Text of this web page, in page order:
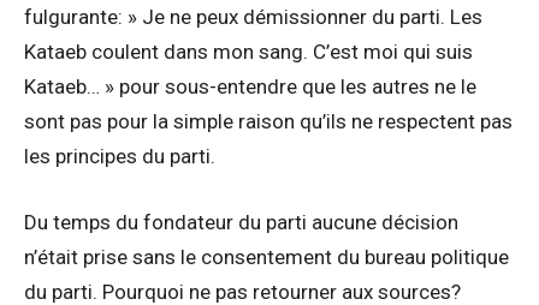
fulgurante: » Je ne peux démissionner du parti. Les
Kataeb coulent dans mon sang. C’est moi qui suis
Kataeb… » pour sous-entendre que les autres ne le
sont pas pour la simple raison qu’ils ne respectent pas
les principes du parti.
Du temps du fondateur du parti aucune décision
n’était prise sans le consentement du bureau politique
du parti. Pourquoi ne pas retourner aux sources?